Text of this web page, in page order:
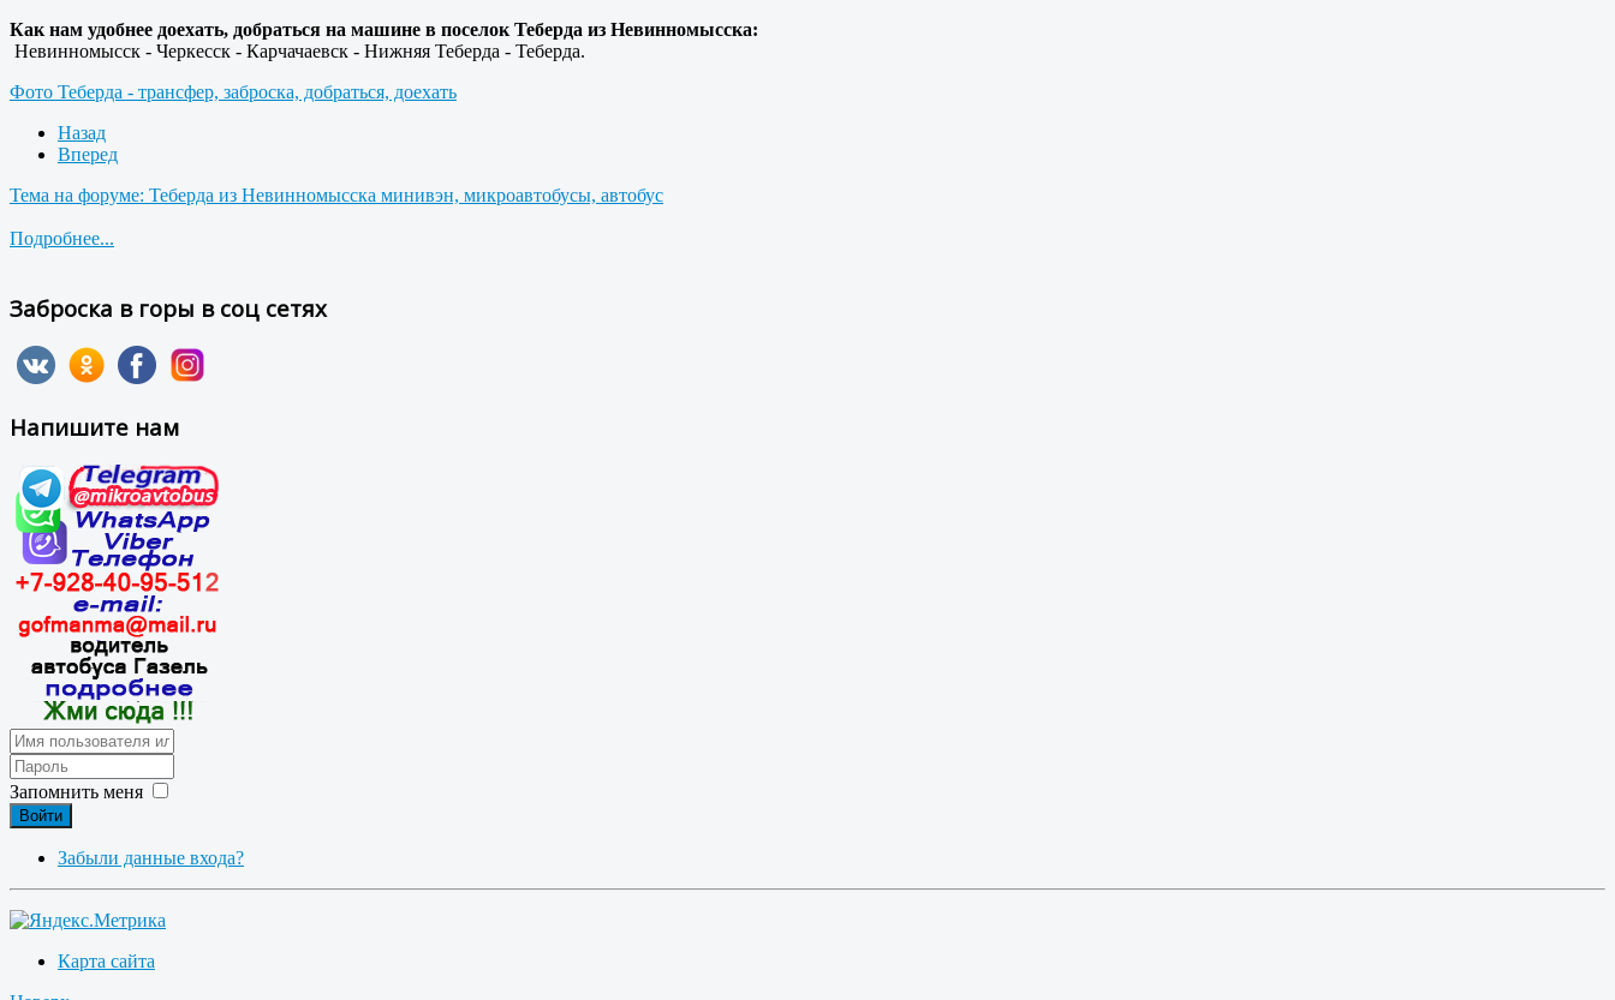
Как нам удобнее доехать, добраться на машине в поселок Теберда из Невинномысска:
Невинномысск - Черкесск - Карчачаевск - Нижняя Теберда - Теберда.
Фото Теберда - трансфер, заброска, добраться, доехать
Назад
Вперед
Тема на форуме: Теберда из Невинномысска минивэн, микроавтобусы, автобус
Подробнее...
Заброска в горы в соц сетях
Напишите нам
Запомнить меня
Войти
Забыли данные входа?
Карта сайта